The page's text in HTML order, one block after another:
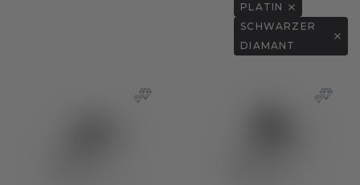
PLATIN
SCHWARZER
DIAMANT